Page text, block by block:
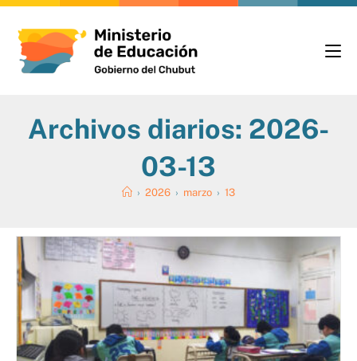
Archivos diarios: 2026-
03-13
› 2026 › marzo › 13